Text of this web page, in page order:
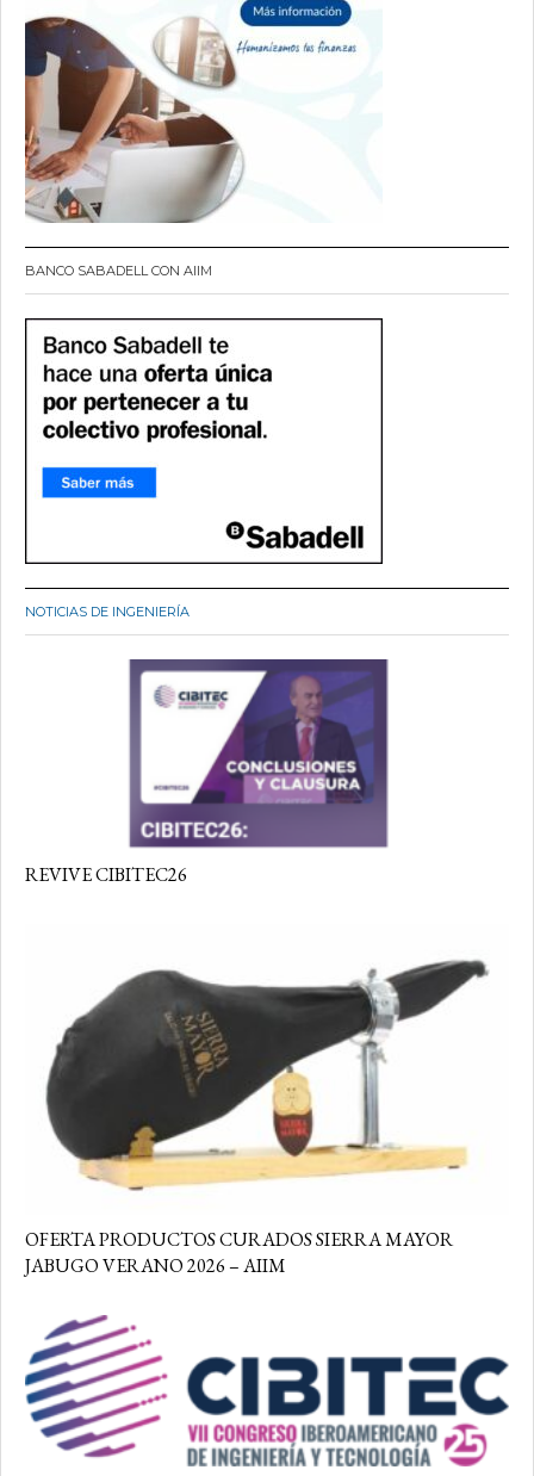
BANCO SABADELL CON AIIM
NOTICIAS DE INGENIERÍA
REVIVE CIBITEC26
OFERTA PRODUCTOS CURADOS SIERRA MAYOR
JABUGO VERANO 2026 – AIIM